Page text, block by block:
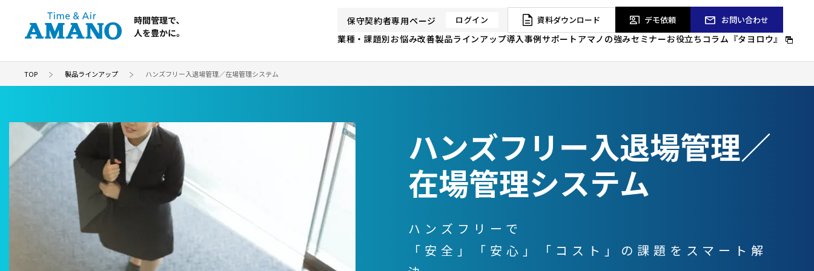
業種・課題別お悩み改善製品ラインアップ導入事例サポート アマノの強みセミナーお役立ちコラム『タヨロウ』
保守契約者専用ページ ログイン 資料ダウンロード デモ依頼 お問い合わせ
TOP 製品ラインアップ ハンズフリー入退場管理／在場管理システム
ハンズフリー入退場管理／
在場管理システム
ハンズフリーで
「安全」「安心」「コスト」の課題をスマート解